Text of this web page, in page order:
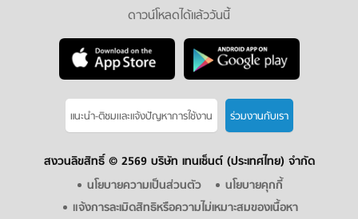
ดาวน์โหลดได้แล้ววันนี้
แนะนำ-ติชมเเละแจ้งปัญหาการใช้งาน ร่วมงานกับเรา
สงวนลิขสิทธิ์ © 2569 บริษัท เทนเซ็นต์ (ประเทศไทย) จำกัด
นโยบายความเป็นส่วนตัว
นโยบายคุกกี้
แจ้งการละเมิดสิทธิหรือความไม่เหมาะสมของเนื้อหา